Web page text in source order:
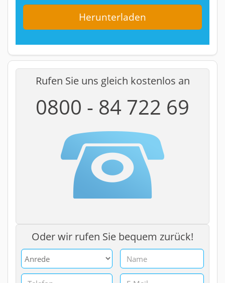
Rufen Sie uns gleich kostenlos an
0800 - 84 722 69
Oder wir rufen Sie bequem zurück!